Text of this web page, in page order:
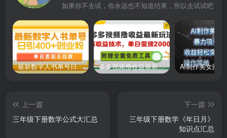
如果你不去试，你永远也不知道结果，所以去试试吧
最新数字人书单号日400+创业粉，单日变现五位数，市面卖5980附软件和详… 多多视频撸收益最新玩法，高收益技术，单日变现2000+，附赠全套技术资料
上一篇
三年级下册数学公式大汇总
下一篇
三年级下册数学《年日月》
知识点汇总